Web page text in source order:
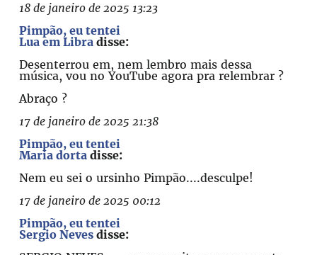
18 de janeiro de 2025 13:23
Pimpão, eu tentei
Lua em Libra disse:
Desenterrou em, nem lembro mais dessa
música, vou no YouTube agora pra relembrar ?
Abraço ?
17 de janeiro de 2025 21:38
Pimpão, eu tentei
Maria dorta disse:
Nem eu sei o ursinho Pimpão....desculpe!
17 de janeiro de 2025 00:12
Pimpão, eu tentei
Sergio Neves disse: